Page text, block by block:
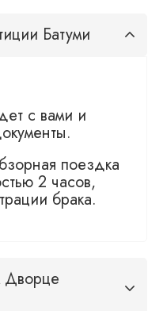
Батуми
с вами и
поездка
2 часов,
брака.
Дворце